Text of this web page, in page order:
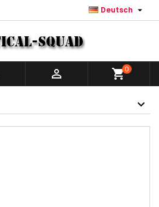
Deutsch 
 shopping_cart0